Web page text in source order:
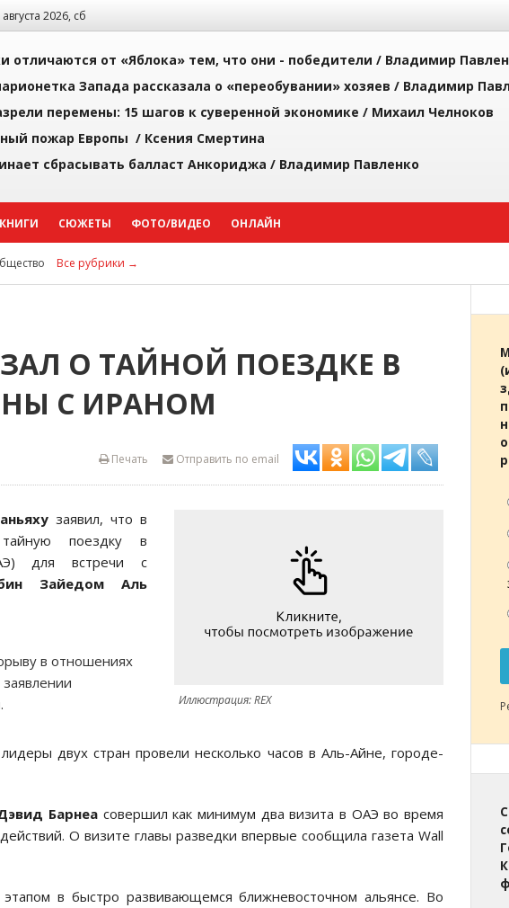
августа 2026, сб
отличаются от «Яблока» тем, что они - победители / Владимир
Запада рассказала о «переобувании» хозяев / Владимир
перемены: 15 шагов к суверенной экономике / Михаил Челноков
пожар Европы / Ксения Смертина
сбрасывать балласт Анкориджа / Владимир Павленко
КНИГИ СЮЖЕТЫ ФОТО/ВИДЕО ОНЛАЙН
Все рубрики →
О ТАЙНОЙ ПОЕЗДКЕ В
С ИРАНОМ
Отправить по email
Печать
Иллюстрация: REX
заявил, что в
поездку в
для встречи с
Зайедом Аль
в отношениях
двух стран провели несколько часов в Аль-Айне, городе-
Барнеа совершил как минимум два визита в ОАЭ во время
О визите главы разведки впервые сообщила газета Wall
в быстро развивающемся ближневосточном альянсе. Во